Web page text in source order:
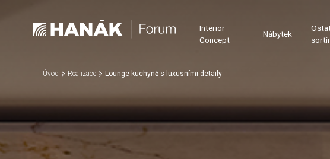
Interior
Concept
Nábytek
Úvod Realizace Lounge kuchyně s luxusními detaily